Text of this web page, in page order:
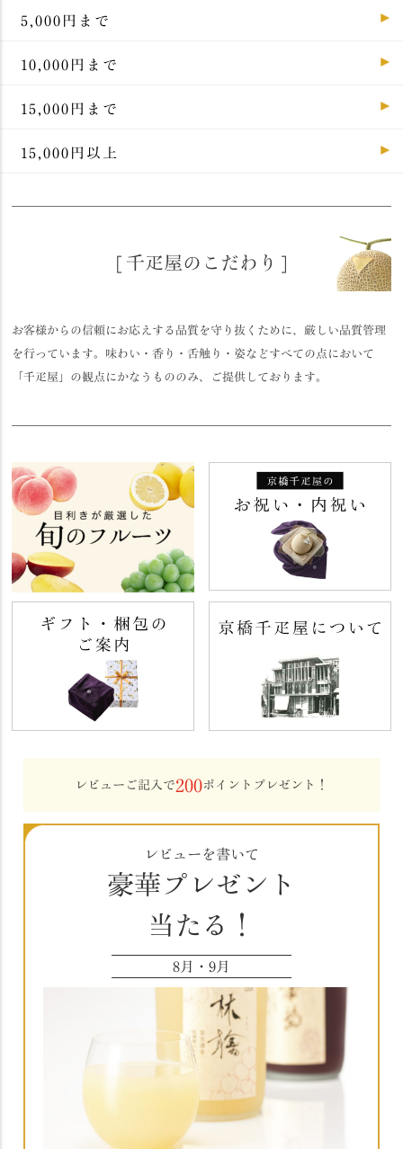
5,000円まで
10,000円まで
15,000円まで
15,000円以上
[ 千疋屋のこだわり ]
お客様からの信頼にお応えする品質を守り抜くために、厳しい品質管理
を行っています。味わい・香り・舌触り・姿などすべての点において
「千疋屋」の観点にかなうもののみ、ご提供しております。
レビューご記入で200ポイントプレゼント！
レビューを書いて
豪華プレゼント
当たる！
8月・9月